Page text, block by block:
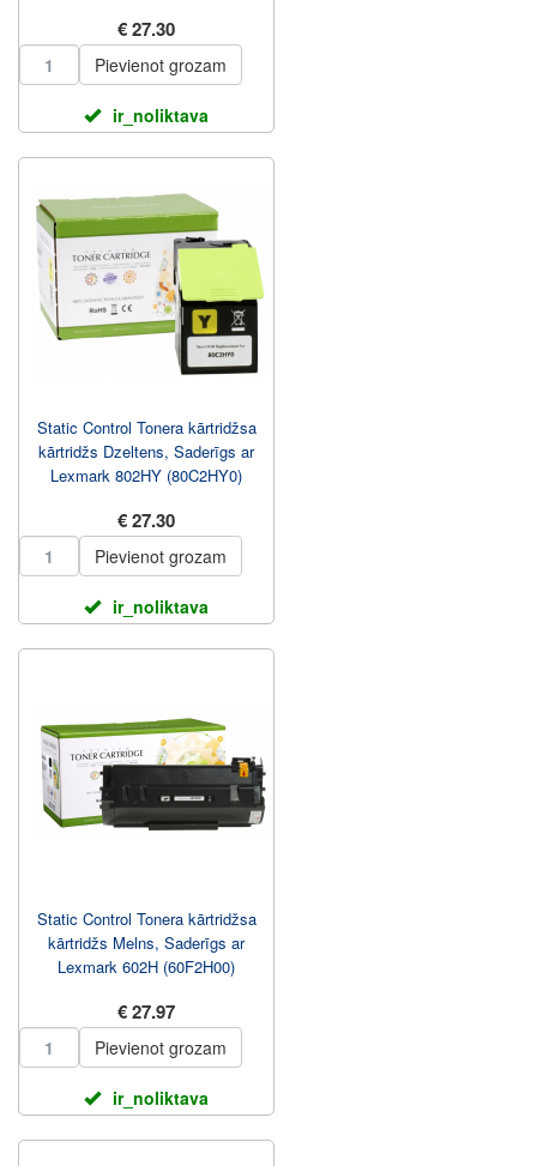
€ 27.30
Pievienot grozam
ir_noliktava
Static Control Tonera kārtridžsa
kārtridžs Dzeltens, Saderīgs ar
Lexmark 802HY (80C2HY0)
€ 27.30
Pievienot grozam
ir_noliktava
Static Control Tonera kārtridžsa
kārtridžs Melns, Saderīgs ar
Lexmark 602H (60F2H00)
€ 27.97
Pievienot grozam
ir_noliktava